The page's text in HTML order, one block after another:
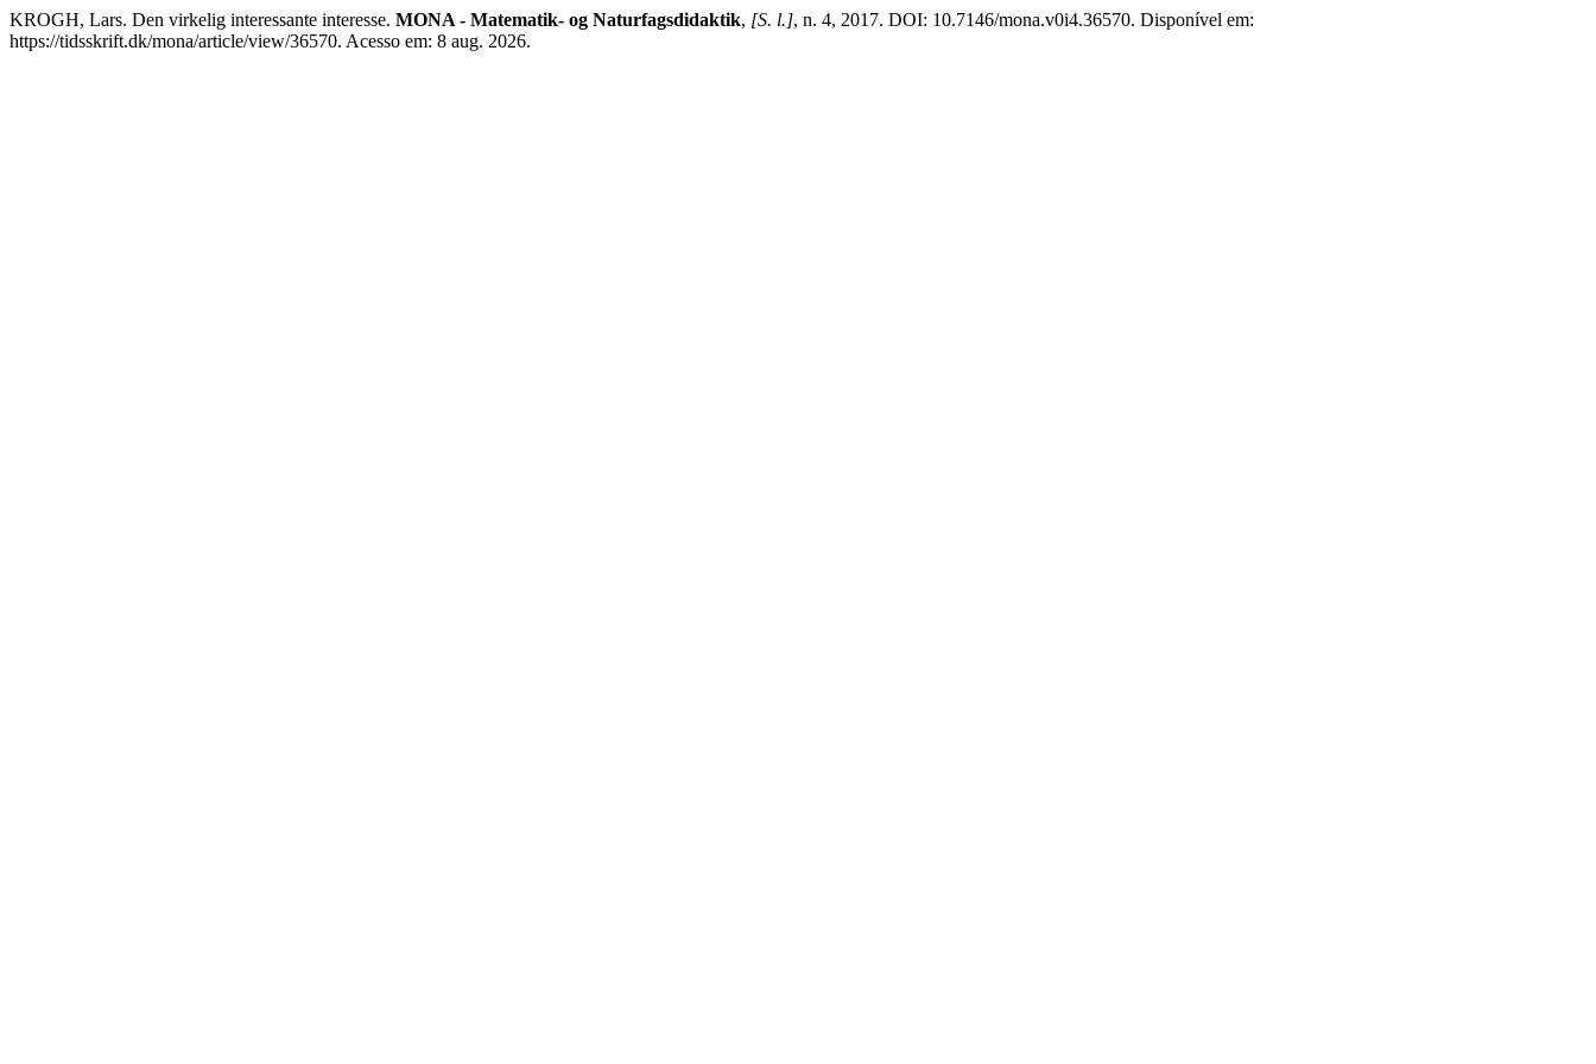
KROGH, Lars. Den virkelig interessante interesse. MONA - Matematik- og Naturfagsdidaktik, [S. l.], n. 4, 2017. DOI: 10.7146/mona.v0i4.36570. Disponível em:
https://tidsskrift.dk/mona/article/view/36570. Acesso em: 8 aug. 2026.